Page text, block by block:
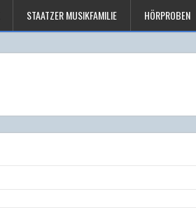
STAATZER MUSIKFAMILIE HÖRPROBEN